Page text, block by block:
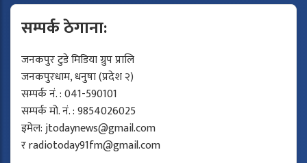
सम्पर्क ठेगाना:
जनकपुर टुडे मिडिया ग्रुप प्रालि
जनकपुरधाम, धनुषा (प्रदेश २)
सम्पर्क नं. : 041-590101
सम्पर्क मो. नं. : 9854026025
इमेल:jtodaynews@gmail.com
रradiotoday91fm@gmail.com